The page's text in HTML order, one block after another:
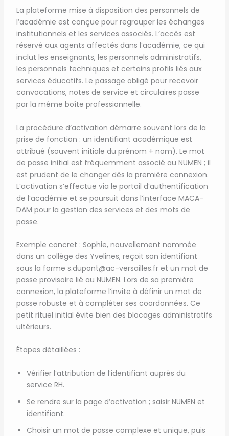
La plateforme mise à disposition des personnels de
l’académie est conçue pour regrouper les échanges
institutionnels et les services associés. L’accès est
réservé aux agents affectés dans l’académie, ce qui
inclut les enseignants, les personnels administratifs,
les personnels techniques et certains profils liés aux
services éducatifs. Le passage obligé pour recevoir
convocations, notes de service et circulaires passe
par la même boîte professionnelle.
La procédure d’activation démarre souvent lors de la
prise de fonction : un identifiant académique est
attribué (souvent initiale du prénom + nom). Le mot
de passe initial est fréquemment associé au NUMEN ; il
est prudent de le changer dès la première connexion.
L’activation s’effectue via le portail d’authentification
de l’académie et se poursuit dans l’interface MACA-
DAM pour la gestion des services et des mots de
passe.
Exemple concret : Sophie, nouvellement nommée
dans un collège des Yvelines, reçoit son identifiant
sous la forme s.dupont@ac-versailles.fr et un mot de
passe provisoire lié au NUMEN. Lors de sa première
connexion, la plateforme l’invite à définir un mot de
passe robuste et à compléter ses coordonnées. Ce
petit rituel initial évite bien des blocages administratifs
ultérieurs.
Étapes détaillées :
Vérifier l’attribution de l’identifiant auprès du
service RH.
Se rendre sur la page d’activation ; saisir NUMEN et
identifiant.
Choisir un mot de passe complexe et unique, puis